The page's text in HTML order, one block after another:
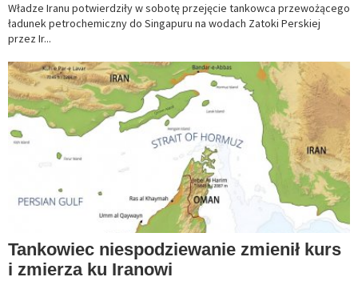
Władze Iranu potwierdziły w sobotę przejęcie tankowca przewożącego
ładunek petrochemiczny do Singapuru na wodach Zatoki Perskiej
przez Ir...
Tankowiec niespodziewanie zmienił kurs
i zmierza ku Iranowi